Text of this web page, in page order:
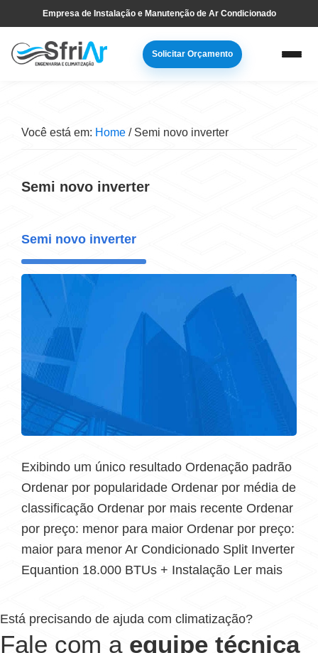
para
navegação
to
main
Empresa de Instalação e Manutenção de Ar Condicionado
Solicitar Orçamento
Você está em: Home /Semi novo inverter
Semi novo inverter
Semi novo inverter
Exibindo um único resultado Ordenação padrão
Ordenar por popularidade Ordenar por média de
classificação Ordenar por mais recente Ordenar
por preço: menor para maior Ordenar por preço:
maior para menor Ar Condicionado Split Inverter
Equantion 18.000 BTUs + Instalação Ler mais
Está precisando de ajuda com climatização?
Fale com a equipe técnica